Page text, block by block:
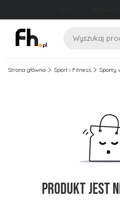
Szukaj
Strona główna Sport i Fitness Sporty
Produkt jest